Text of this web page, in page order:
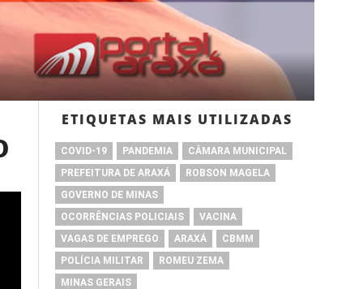
ETIQUETAS MAIS UTILIZADAS
COVID-19 PANDEMIA
CÂMARA MUNICIPAL
PREFEITURA DE ARAXÁ
ROBSON MAGELA
GOVERNO DE MINAS
OCORRÊNCIAS POLICIAIS
VACINA
VAGAS DE EMPREGO
ARAXÁ
CBMM
POLÍCIA MILITAR
ROMEU ZEMA
MINAS GERAIS